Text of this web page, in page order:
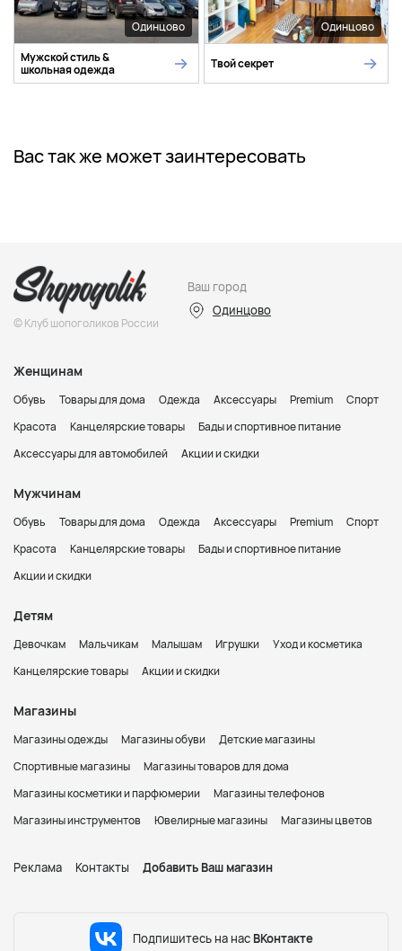
Одинцово
Мужской стиль &
школьная одежда
Одинцово
Твой секрет
Вас так же может заинтересовать
© Клуб шопоголиков России
Ваш город
Одинцово
Женщинам
Обувь Товары для дома Одежда Аксессуары Premium
Спорт
Красота
Канцелярские товары
Бады и спортивное питание
Аксессуары для автомобилей
Акции и скидки
Мужчинам
Обувь Товары для дома Одежда Аксессуары Premium
Спорт
Красота
Канцелярские товары
Бады и спортивное питание
Акции и скидки
Детям
Девочкам Мальчикам Малышам Игрушки
Уход и косметика
Канцелярские товары
Акции и скидки
Магазины
Магазины одежды Магазины обуви
Детские магазины
Спортивные магазины
Магазины товаров для дома
Магазины косметики и парфюмерии
Магазины телефонов
Магазины инструментов
Ювелирные магазины Магазины цветов
Реклама Контакты Добавить Ваш магазин
Подпишитесь на нас ВКонтакте